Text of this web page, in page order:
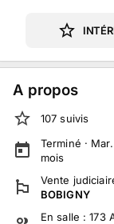
A propos
107 suivis
Terminé ·
mois
Vente
BOBIGNY
En salle :173